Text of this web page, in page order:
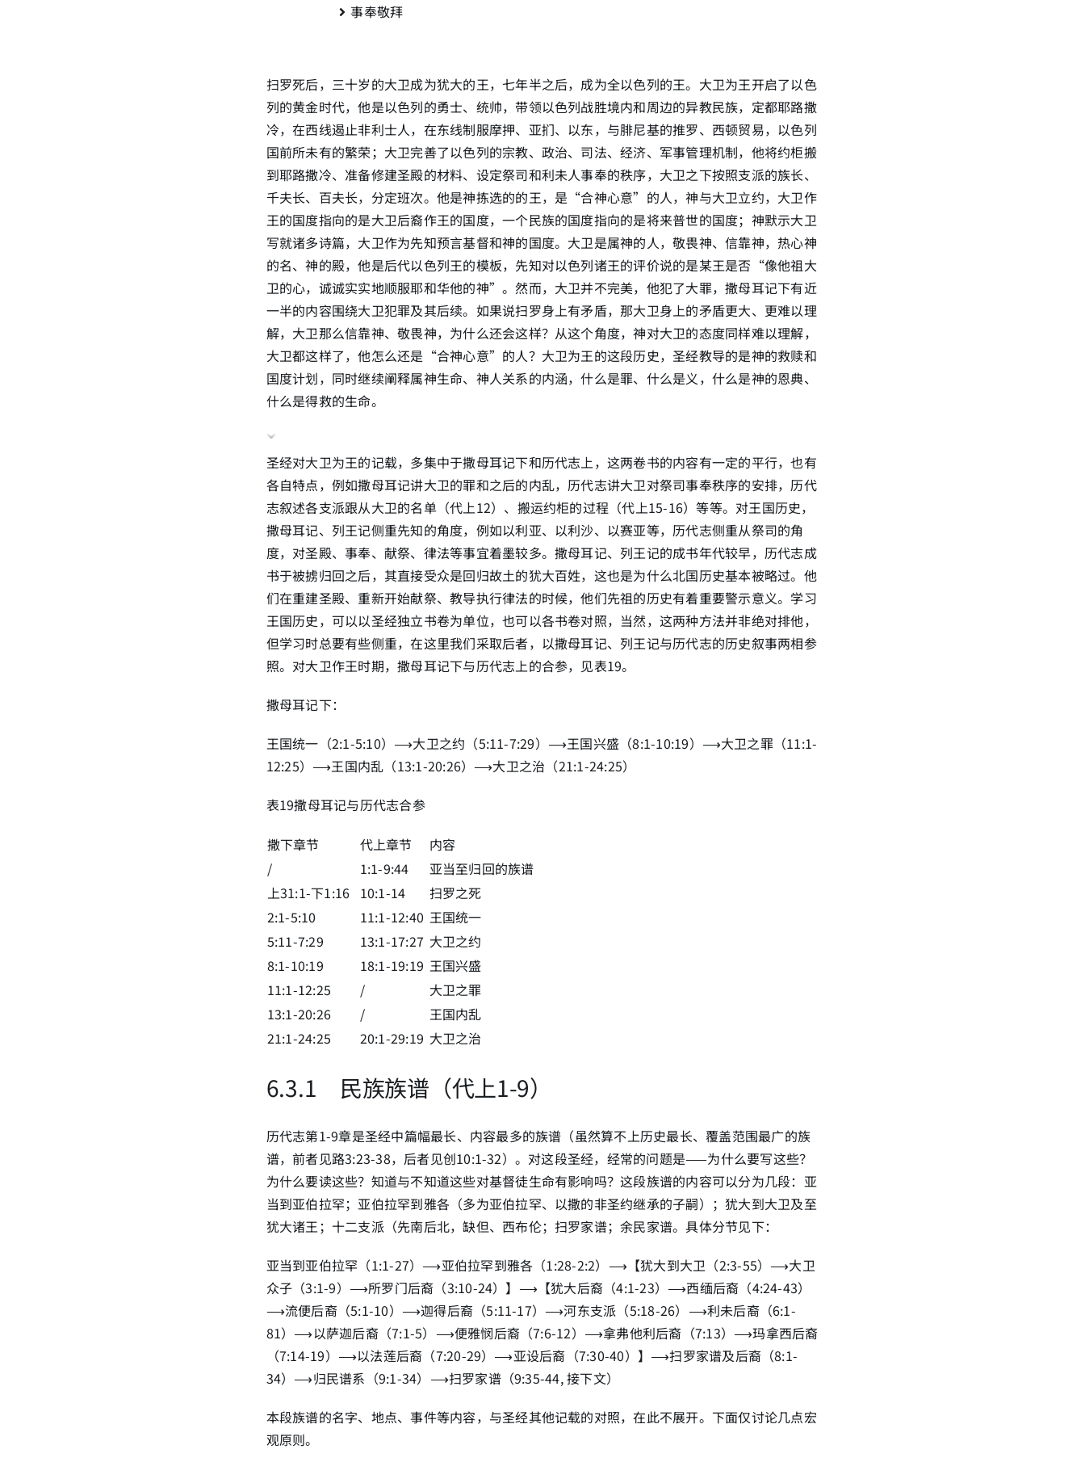
事奉敬拜
扫罗死后，三十岁的大卫成为犹大的王，七年半之后，成为全以色列的王。大卫为王开启了以色
列的黄金时代，他是以色列的勇士、统帅，带领以色列战胜境内和周边的异教民族，定都耶路撒
冷，在西线遏止非利士人，在东线制服摩押、亚扪、以东，与腓尼基的推罗、西顿贸易，以色列
国前所未有的繁荣；大卫完善了以色列的宗教、政治、司法、经济、军事管理机制，他将约柜搬
到耶路撒冷、准备修建圣殿的材料、设定祭司和利未人事奉的秩序，大卫之下按照支派的族长、
千夫长、百夫长，分定班次。他是神拣选的的王，是“合神心意”的人，神与大卫立约，大卫作
王的国度指向的是大卫后裔作王的国度，一个民族的国度指向的是将来普世的国度；神默示大卫
写就诸多诗篇，大卫作为先知预言基督和神的国度。大卫是属神的人，敬畏神、信靠神，热心神
的名、神的殿，他是后代以色列王的模板，先知对以色列诸王的评价说的是某王是否“像他祖大
卫的心，诚诚实实地顺服耶和华他的神”。然而，大卫并不完美，他犯了大罪，撒母耳记下有近
一半的内容围绕大卫犯罪及其后续。如果说扫罗身上有矛盾，那大卫身上的矛盾更大、更难以理
解，大卫那么信靠神、敬畏神，为什么还会这样？从这个角度，神对大卫的态度同样难以理解，
大卫都这样了，他怎么还是“合神心意”的人？大卫为王的这段历史，圣经教导的是神的救赎和
国度计划，同时继续阐释属神生命、神人关系的内涵，什么是罪、什么是义，什么是神的恩典、
什么是得救的生命。
圣经对大卫为王的记载，多集中于撒母耳记下和历代志上，这两卷书的内容有一定的平行，也有
各自特点，例如撒母耳记讲大卫的罪和之后的内乱，历代志讲大卫对祭司事奉秩序的安排，历代
志叙述各支派跟从大卫的名单（代上12）、搬运约柜的过程（代上15-16）等等。对王国历史，
撒母耳记、列王记侧重先知的角度，例如以利亚、以利沙、以赛亚等，历代志侧重从祭司的角
度，对圣殿、事奉、献祭、律法等事宜着墨较多。撒母耳记、列王记的成书年代较早，历代志成
书于被掳归回之后，其直接受众是回归故土的犹大百姓，这也是为什么北国历史基本被略过。他
们在重建圣殿、重新开始献祭、教导执行律法的时候，他们先祖的历史有着重要警示意义。学习
王国历史，可以以圣经独立书卷为单位，也可以各书卷对照，当然，这两种方法并非绝对排他，
但学习时总要有些侧重，在这里我们采取后者，以撒母耳记、列王记与历代志的历史叙事两相参
照。对大卫作王时期，撒母耳记下与历代志上的合参，见表19。
撒母耳记下：
王国统一（2:1-5:10）⟶大卫之约（5:11-7:29）⟶王国兴盛（8:1-10:19）⟶大卫之罪（11:1-
12:25）⟶王国内乱（13:1-20:26）⟶大卫之治（21:1-24:25）
表19撒母耳记与历代志合参
撒下章节 代上章节
内容
/
1:1-9:44
亚当至归回的族谱
上31:1-下1:16 10:1-14
扫罗之死
2:1-5:10
11:1-12:40 王国统一
5:11-7:29
13:1-17:27 大卫之约
8:1-10:19
18:1-19:19 王国兴盛
11:1-12:25
/
大卫之罪
13:1-20:26
/
王国内乱
21:1-24:25
20:1-29:19 大卫之治
6.3.1 民族族谱（代上1-9）
历代志第1-9章是圣经中篇幅最长、内容最多的族谱（虽然算不上历史最长、覆盖范围最广的族
谱，前者见路3:23-38，后者见创10:1-32）。对这段圣经，经常的问题是——为什么要写这些？
为什么要读这些？知道与不知道这些对基督徒生命有影响吗？这段族谱的内容可以分为几段：亚
当到亚伯拉罕；亚伯拉罕到雅各（多为亚伯拉罕、以撒的非圣约继承的子嗣）；犹大到大卫及至
犹大诸王；十二支派（先南后北，缺但、西布伦；扫罗家谱；余民家谱。具体分节见下：
亚当到亚伯拉罕（1:1-27）⟶亚伯拉罕到雅各（1:28-2:2）⟶【犹大到大卫（2:3-55）⟶大卫
众子（3:1-9）⟶所罗门后裔（3:10-24）】⟶【犹大后裔（4:1-23）⟶西缅后裔（4:24-43）
⟶流便后裔（5:1-10）⟶迦得后裔（5:11-17）⟶河东支派（5:18-26）⟶利未后裔（6:1-
81）⟶以萨迦后裔（7:1-5）⟶便雅悯后裔（7:6-12）⟶拿弗他利后裔（7:13）⟶玛拿西后裔
（7:14-19）⟶以法莲后裔（7:20-29）⟶亚设后裔（7:30-40）】⟶扫罗家谱及后裔（8:1-
34）⟶归民谱系（9:1-34）⟶扫罗家谱（9:35-44, 接下文）
本段族谱的名字、地点、事件等内容，与圣经其他记载的对照，在此不展开。下面仅讨论几点宏
观原则。